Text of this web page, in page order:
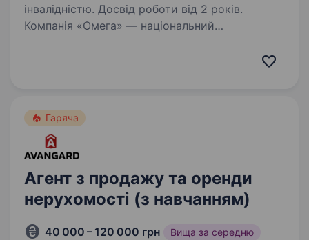
інвалідністю. Досвід роботи від 2 років.
Компанія «Омега» — національний
до нашої команди.…
Гаряча
Агент з продажу та оренди
нерухомості (з навчанням)
40 000 – 120 000 грн Вища за середню